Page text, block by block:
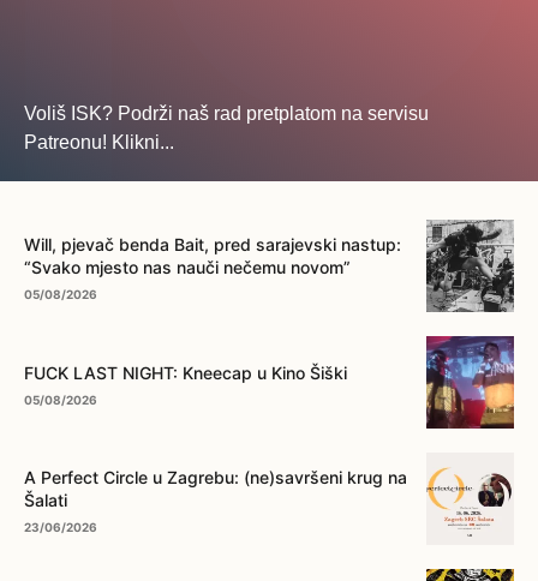
Voliš ISK? Podrži naš rad pretplatom na servisu
Patreonu! Klikni...
Will, pjevač benda Bait, pred sarajevski nastup:
“Svako mjesto nas nauči nečemu novom”
05/08/2026
FUCK LAST NIGHT: Kneecap u Kino Šiški
05/08/2026
A Perfect Circle u Zagrebu: (ne)savršeni krug na
Šalati
23/06/2026